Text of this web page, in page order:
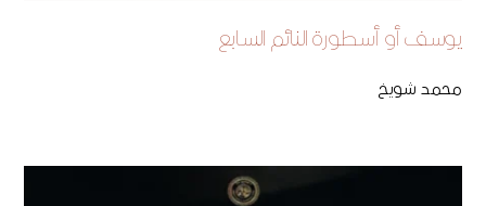
يوسف أو أسطورة النائم السابع
محمد شويخ